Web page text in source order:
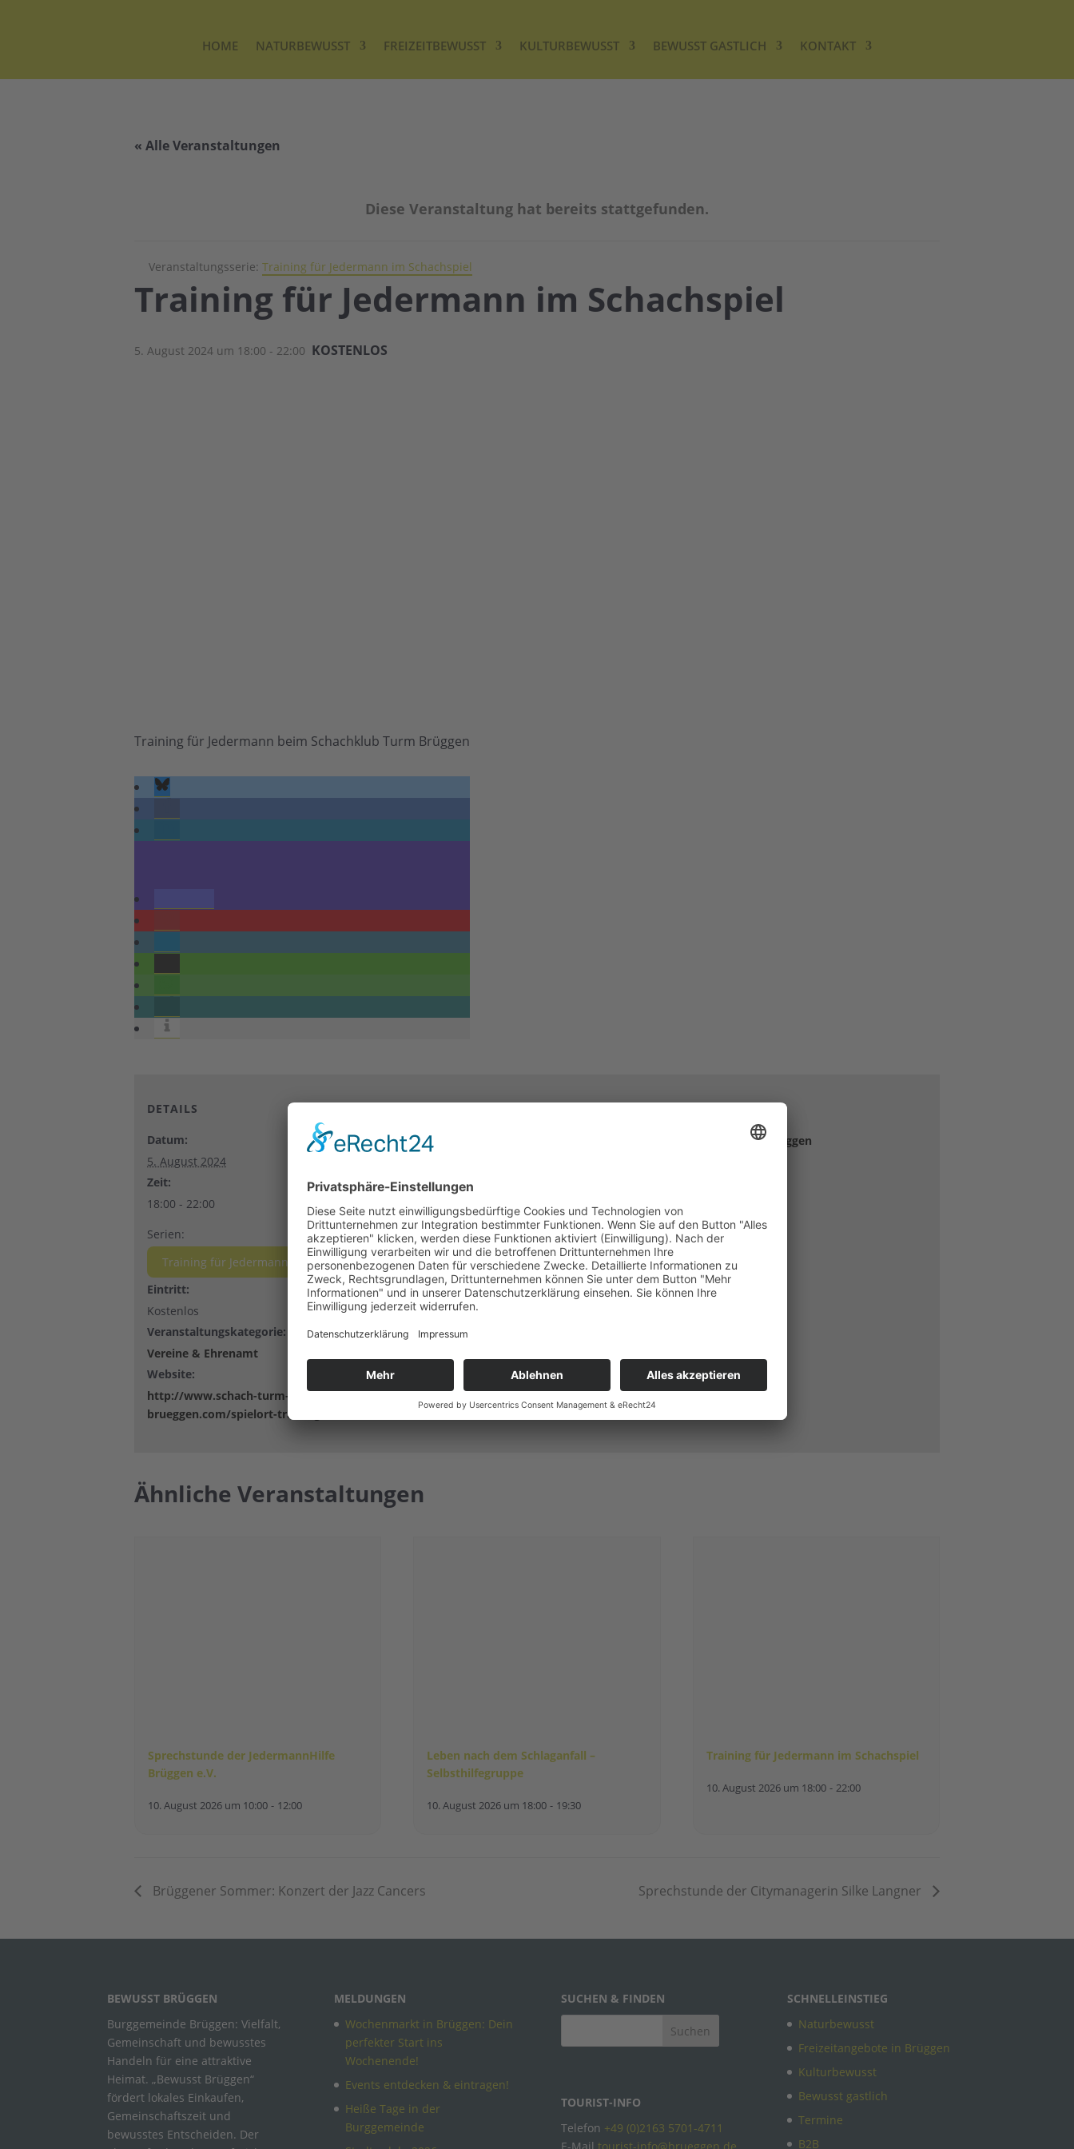
HOME NATURBEWUSST FREIZEITBEWUSST KULTURBEWUSST BEWUSST GASTLICH KONTAKT
« Alle Veranstaltungen
Diese Veranstaltung hat bereits stattgefunden.
Veranstaltungsserie: Training für Jedermann im Schachspiel
Training für Jedermann im Schachspiel
5. August 2024 um 18:00 - 22:00 KOSTENLOS
Training für Jedermann beim Schachklub Turm Brüggen
DETAILS
Datum:
5. August 2024
Zeit:
18:00 - 22:00
Serien:
Training für Jedermann im Schachspiel
Eintritt:
Kostenlos
Veranstaltungskategorie:
Vereine & Ehrenamt
Website:
http://www.schach-turm-
brueggen.com/spielort-training/
Haus Mesterom
Brüggen, Nordrhein Westfalen
Google Karte anzeigen
Schachklub Turm Brüggen
wi-thiel@t-online.de
Ähnliche Veranstaltungen
Sprechstunde der JedermannHilfe
Brüggen e.V.
10. August 2026 um 10:00 - 12:00
Leben nach dem Schlaganfall –
Selbsthilfegruppe
10. August 2026 um 18:00 - 19:30
Training für Jedermann im Schachspiel
10. August 2026 um 18:00 - 22:00
Brüggener Sommer: Konzert der Jazz Cancers Sprechstunde der Citymanagerin Silke Langner
BEWUSST BRÜGGEN
Burggemeinde Brüggen: Vielfalt,
Gemeinschaft und bewusstes
Handeln für eine attraktive
Heimat. „Bewusst Brüggen“
fördert lokales Einkaufen,
Gemeinschaftszeit und
bewusstes Entscheiden. Der
MELDUNGEN
Wochenmarkt in Brüggen: Dein
perfekter Start ins
Wochenende!
Events entdecken & eintragen!
Heiße Tage in der
Burggemeinde
SUCHEN & FINDEN
TOURIST-INFO
Telefon +49 (0)2163 5701-4711
SCHNELLEINSTIEG
Naturbewusst
Freizeitangebote in Brüggen
Kulturbewusst
Bewusst gastlich
Termine
B2B